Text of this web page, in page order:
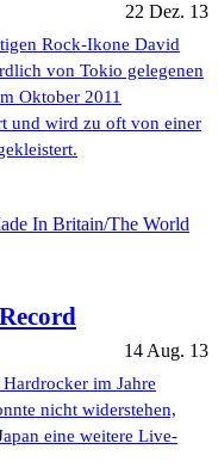
22 Dez. 13
Rock-Ikone David
von Tokio gelegenen
Oktober 2011
und wird zu oft von einer
14 Aug. 13
im Jahre
nicht widerstehen,
eine weitere Live-